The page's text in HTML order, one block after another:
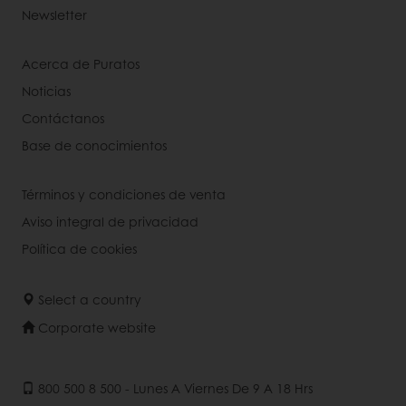
Newsletter
Acerca de Puratos
Noticias
Contáctanos
Base de conocimientos
Términos y condiciones de venta
Aviso integral de privacidad
Política de cookies
Select a country
Corporate website
800 500 8 500 - Lunes A Viernes De 9 A 18 Hrs